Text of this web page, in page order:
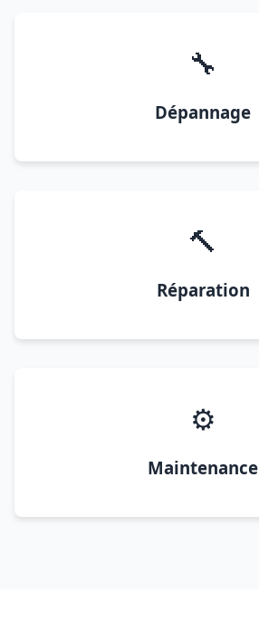
🔧
Dépannage
🔨
Réparation
⚙️
Maintenance